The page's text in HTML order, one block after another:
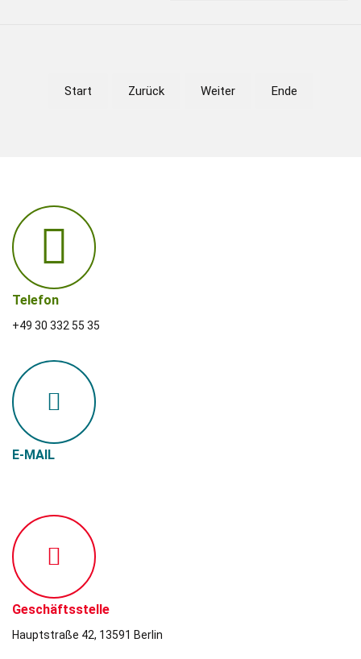
Start Zurück Weiter Ende
Telefon
+49 30 332 55 35
E-MAIL
Geschäftsstelle
Hauptstraße 42, 13591 Berlin